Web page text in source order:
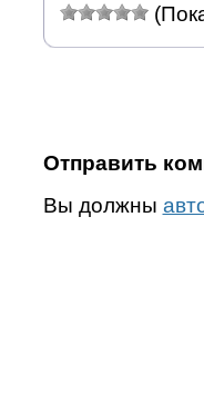
Отправить
Вы должны